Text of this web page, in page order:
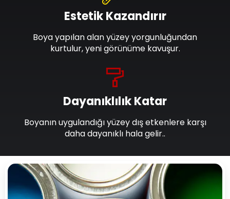
Dayanıklılık Katar
Boyanın uygulandığı yüzey dış etkenlere karşı
daha dayanıklı hala gelir..
Estetik Kazandırır
Boya yapılan alan yüzey yorgunluğundan
kurtulur, yeni görünüme kavuşur.